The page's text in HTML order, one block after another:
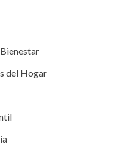
del Hogar